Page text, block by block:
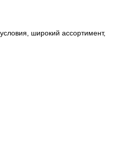
широкий ассортимент,